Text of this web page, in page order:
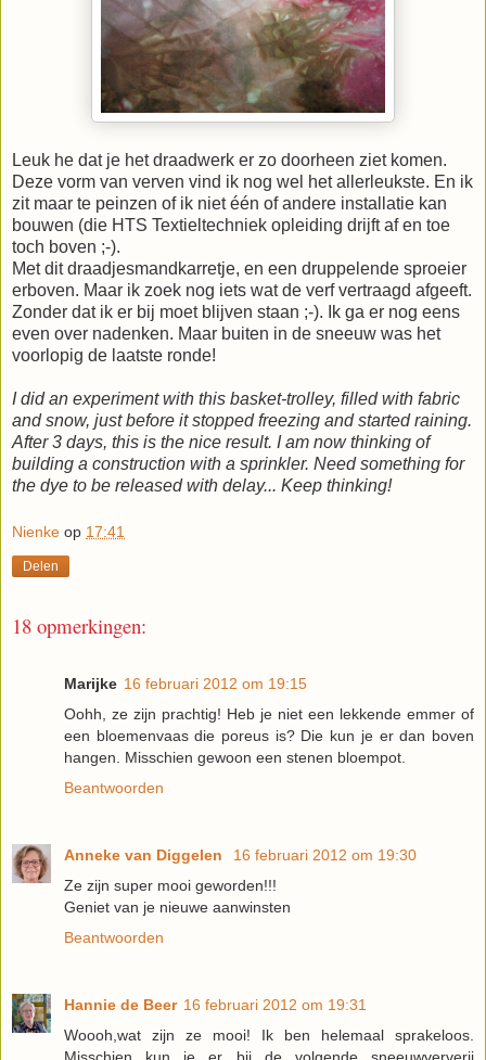
Leuk he dat je het draadwerk er zo doorheen ziet komen.
Deze vorm van verven vind ik nog wel het allerleukste. En ik
zit maar te peinzen of ik niet één of andere installatie kan
bouwen (die HTS Textieltechniek opleiding drijft af en toe
toch boven ;-).
Met dit draadjesmandkarretje, en een druppelende sproeier
erboven. Maar ik zoek nog iets wat de verf vertraagd afgeeft.
Zonder dat ik er bij moet blijven staan ;-). Ik ga er nog eens
even over nadenken. Maar buiten in de sneeuw was het
voorlopig de laatste ronde!
I did an experiment with this basket-trolley, filled with fabric
and snow, just before it stopped freezing and started raining.
After 3 days, this is the nice result. I am now thinking of
building a construction with a sprinkler. Need something for
the dye to be released with delay... Keep thinking!
Nienke op 17:41
Delen
18 opmerkingen:
Marijke 16 februari 2012 om 19:15
Oohh, ze zijn prachtig! Heb je niet een lekkende emmer of
een bloemenvaas die poreus is? Die kun je er dan boven
hangen. Misschien gewoon een stenen bloempot.
Beantwoorden
Anneke van Diggelen
16 februari 2012 om 19:30
Ze zijn super mooi geworden!!!
Geniet van je nieuwe aanwinsten
Beantwoorden
Hannie de Beer 16 februari 2012 om 19:31
Woooh,wat zijn ze mooi! Ik ben helemaal sprakeloos.
Misschien kun je er bij de volgende sneeuwververij